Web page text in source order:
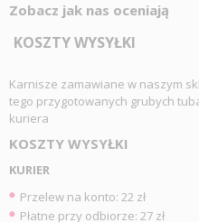
Zobacz jak nas oceniają
KOSZTY WYSYŁKI
Karnisze zamawiane w naszym
tego przygotowanych grubych
kuriera
KOSZTY WYSYŁKI
KURIER
Przelew na konto: 22 zł
Płatne przy odbiorze: 27 zł